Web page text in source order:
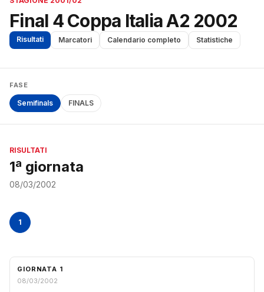
Final 4 Coppa Italia A2 2002
Risultati Marcatori Calendario completo Statistiche
FASE
Semifinals FINALS
RISULTATI
1ª giornata
08/03/2002
1
GIORNATA 1
08/03/2002